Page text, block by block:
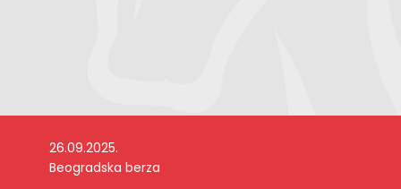
26.09.2025.
Beogradska berza